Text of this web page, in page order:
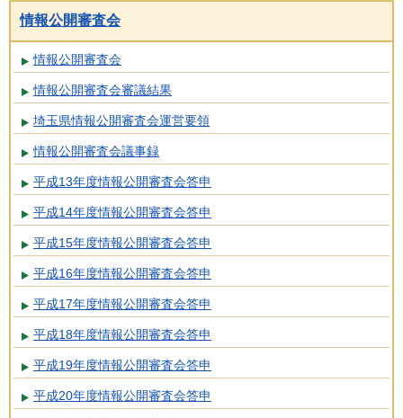
情報公開審査会
情報公開審査会
情報公開審査会審議結果
埼玉県情報公開審査会運営要領
情報公開審査会議事録
平成13年度情報公開審査会答申
平成14年度情報公開審査会答申
平成15年度情報公開審査会答申
平成16年度情報公開審査会答申
平成17年度情報公開審査会答申
平成18年度情報公開審査会答申
平成19年度情報公開審査会答申
平成20年度情報公開審査会答申